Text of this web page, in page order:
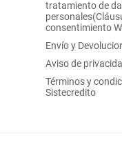
tratamiento de
consentimiento
Envío y
Aviso de
Términos y
Sistecredito